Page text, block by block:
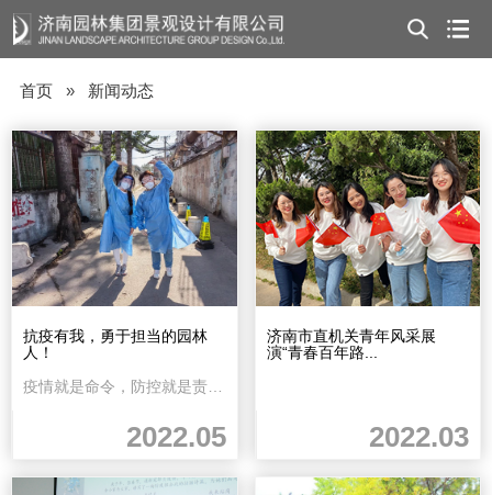
首页 » 新闻动态
抗疫有我，勇于担当的园林
人！
2022.05
济南市直机关青年风采展
演“青春百年路...
2022.03